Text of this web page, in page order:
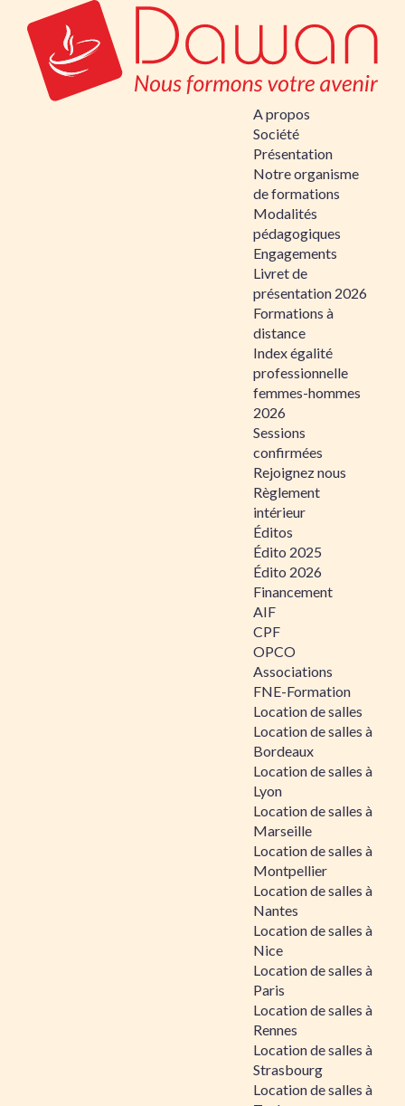
A propos
Société
Présentation
Notre organisme
de formations
Modalités
pédagogiques
Engagements
Livret de
présentation 2026
Formations à
distance
Index égalité
professionnelle
femmes-hommes
2026
Sessions
confirmées
Rejoignez nous
Règlement
intérieur
Éditos
Édito 2025
Édito 2026
Financement
AIF
CPF
OPCO
Associations
FNE-Formation
Location de salles
Location de salles à
Bordeaux
Location de salles à
Lyon
Location de salles à
Marseille
Location de salles à
Montpellier
Location de salles à
Nantes
Location de salles à
Nice
Location de salles à
Paris
Location de salles à
Rennes
Location de salles à
Strasbourg
Location de salles à